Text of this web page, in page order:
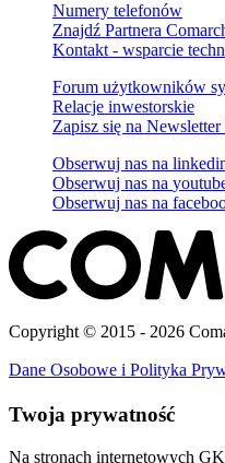
Numery telefonów
Znajdź Partnera
Kontakt - wsparcie
Forum użytkowników
Relacje inwestorskie
Zapisz się na
Obserwuj nas na
Obserwuj nas na
Obserwuj nas na
Copyright © 2015 - 2026
Dane Osobowe i Polityka
Twoja prywatność
Na stronach internetowych